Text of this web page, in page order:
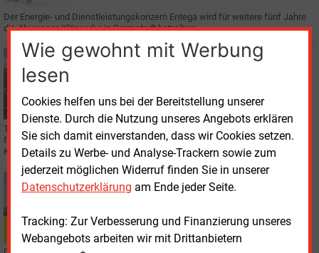
Wie gewohnt mit Werbung
lesen
Cookies helfen uns bei der Bereitstellung unserer
Dienste. Durch die Nutzung unseres Angebots erklären
Sie sich damit einverstanden, dass wir Cookies setzen.
Details zu Werbe- und Analyse-Trackern sowie zum
jederzeit möglichen Widerruf finden Sie in unserer
Datenschutzerklärung am Ende jeder Seite.
Tracking: Zur Verbesserung und Finanzierung unseres
Webangebots arbeiten wir mit Drittanbietern
Der Energie- und Dienstleistungskonzern Entega wird für weitere fünf Jahre
die Abwasser-Klärwerke in Darmstadt betreiben.
Freitag, 24.07.2020, 11:02
Fessenheim geplant
Tryba Energy und Badenova planen, gemeinsam eine PV-Anlage mit 21 MWp
für 16 Mio. Euro zu errichten. Sie soll in Reguisheim nahe dem stillgelegten
Kernkraftwerk Fessenheim stehen.
Donnerstag, 23.07.2020, 15:12
E&M BIOGAS